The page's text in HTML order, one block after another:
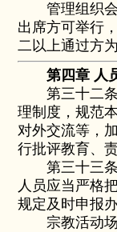
管理组织会
出席方可举行
二以上通过方为
第四章 人
第三十二条
理制度，规范
对外交流等，
行批评教育、
第三十三条
人员应当严格
规定及时申报
宗教活动场